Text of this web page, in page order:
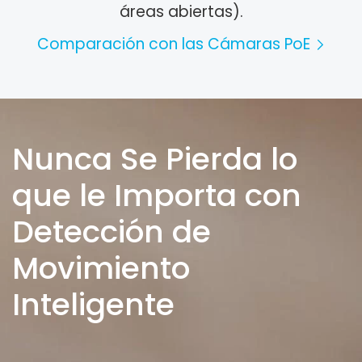
áreas abiertas).
Comparación con las Cámaras PoE
Nunca Se Pierda lo
que le Importa con
Detección de
Movimiento
Inteligente